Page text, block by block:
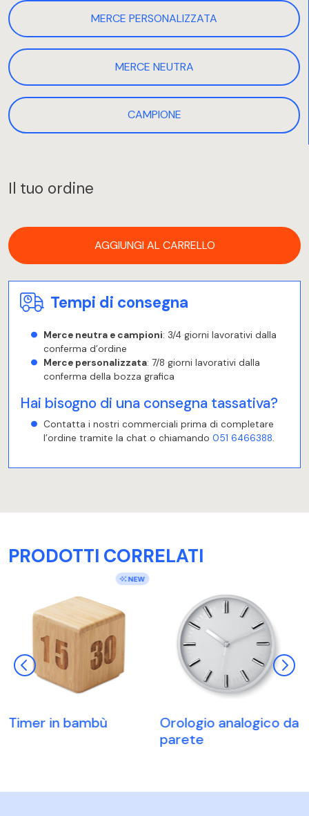
MERCE PERSONALIZZATA
MERCE NEUTRA
CAMPIONE
Il tuo ordine
AGGIUNGI AL CARRELLO
Tempi di consegna
Merce neutra e campioni: 3/4 giorni lavorativi dalla
conferma d’ordine
Merce personalizzata: 7/8 giorni lavorativi dalla
conferma della bozza grafica
Hai bisogno di una consegna tassativa?
Contatta i nostri commerciali prima di completare
l’ordine tramite la chat o chiamando 051 6466388.
PRODOTTI CORRELATI
NEW
Timer in bambù
Orologio analogico da
parete